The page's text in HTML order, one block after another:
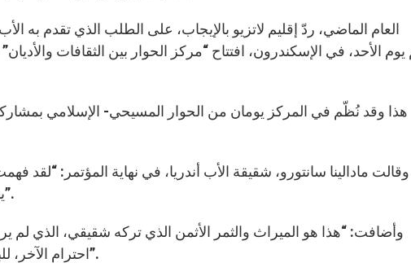
ينحصر بالمكان، بل إنه مكان في قلب كل شخص”.
احترام الآخر، للبحث معاً عن السبيل المشترك للصداقة والتقدير”.